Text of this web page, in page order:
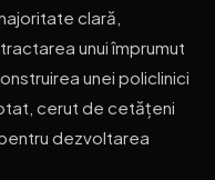
clară,
unui împrumut
unei policlinici
cerut de cetățeni
dezvoltarea